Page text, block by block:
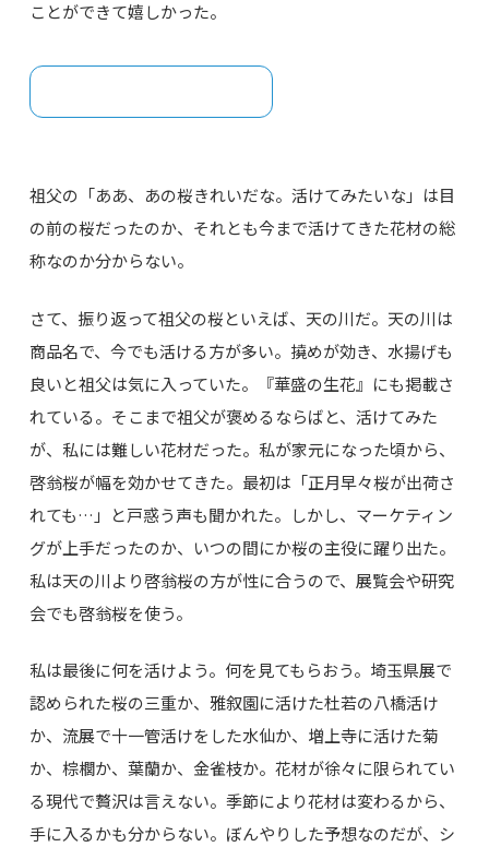
ことができて嬉しかった。
祖父の「ああ、あの桜きれいだな。活けてみたいな」は目
の前の桜だったのか、それとも今まで活けてきた花材の総
称なのか分からない。
さて、振り返って祖父の桜といえば、天の川だ。天の川は
商品名で、今でも活ける方が多い。撓めが効き、水揚げも
良いと祖父は気に入っていた。『華盛の生花』にも掲載さ
れている。そこまで祖父が褒めるならばと、活けてみた
が、私には難しい花材だった。私が家元になった頃から、
啓翁桜が幅を効かせてきた。最初は「正月早々桜が出荷さ
れても…」と戸惑う声も聞かれた。しかし、マーケティン
グが上手だったのか、いつの間にか桜の主役に躍り出た。
私は天の川より啓翁桜の方が性に合うので、展覧会や研究
会でも啓翁桜を使う。
私は最後に何を活けよう。何を見てもらおう。埼玉県展で
認められた桜の三重か、雅叙園に活けた杜若の八橋活け
か、流展で十一管活けをした水仙か、増上寺に活けた菊
か、棕櫚か、葉蘭か、金雀枝か。花材が徐々に限られてい
る現代で贅沢は言えない。季節により花材は変わるから、
手に入るかも分からない。ぼんやりした予想なのだが、シ